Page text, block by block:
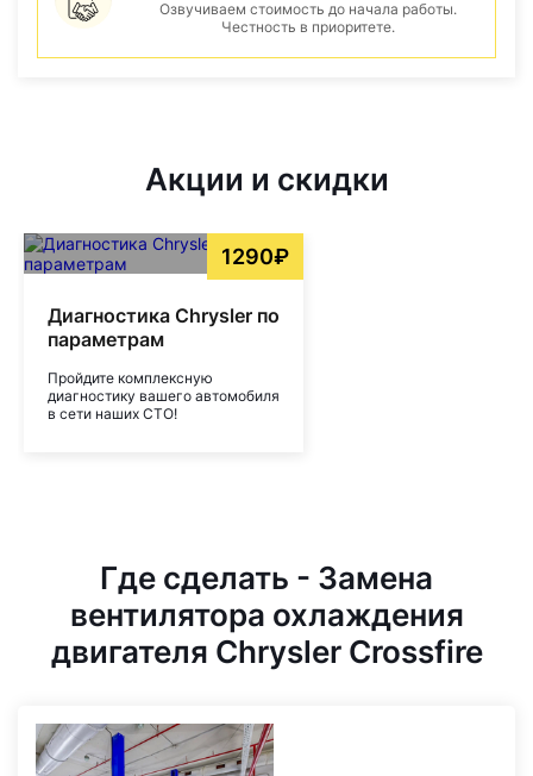
Озвучиваем стоимость до начала работы.
Честность в приоритете.
Акции и скидки
1290₽
Диагностика Chrysler по
параметрам
Пройдите комплексную
диагностику вашего автомобиля
в сети наших СТО!
Где сделать - Замена
вентилятора охлаждения
двигателя Chrysler Crossfire